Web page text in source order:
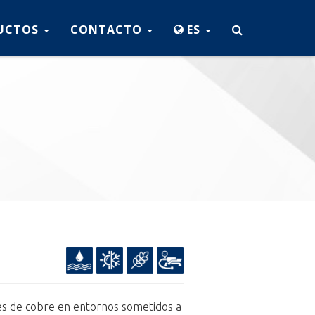
CONTACTO ES
de cobre en entornos sometidos a